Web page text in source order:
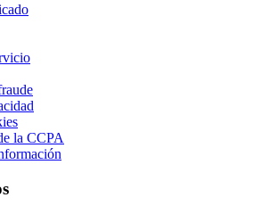
la CCPA